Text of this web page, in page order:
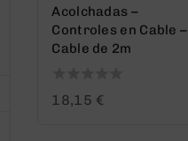
Acolchadas –
Controles en Cable –
Cable de 2m
0
18,15 €